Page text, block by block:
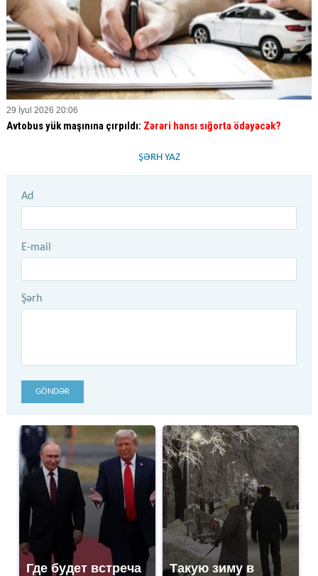
29 İyul 2026 20:06
Avtobus yük maşınına çırpıldı: Zərəri hansı sığorta ödəyəcək?
ŞƏRH YAZ
Ad
E-mail
Şərh
GÖNDƏR
Где будет встреча
Такую зиму в